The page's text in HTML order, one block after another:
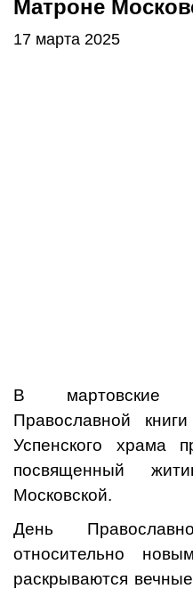
Матроне
17 марта 2025
В мартовские
Православной
Успенского храма
посвященный
Московской.
День
относительно
раскрываются